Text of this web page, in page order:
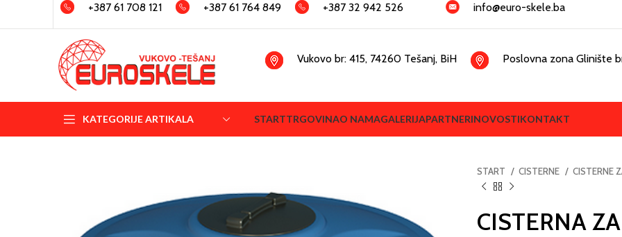
+387 61 708 121 +387 61 764 849 +387 32 942 526 info@euro-skele.ba
Vukovo br: 415, 74260 Tešanj, BiH Poslovna zona Glinište
KATEGORIJE ARTIKALA STARTTRGOVINAO NAMAGALERIJAPARTNERINOVOSTIKONTAKT
START CISTERNE CISTERNE
CISTERNA